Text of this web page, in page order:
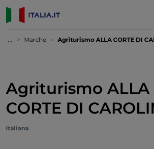
... Marche Agriturismo ALLA CORTE DI
Agriturismo ALLA
CORTE DI
Italiana